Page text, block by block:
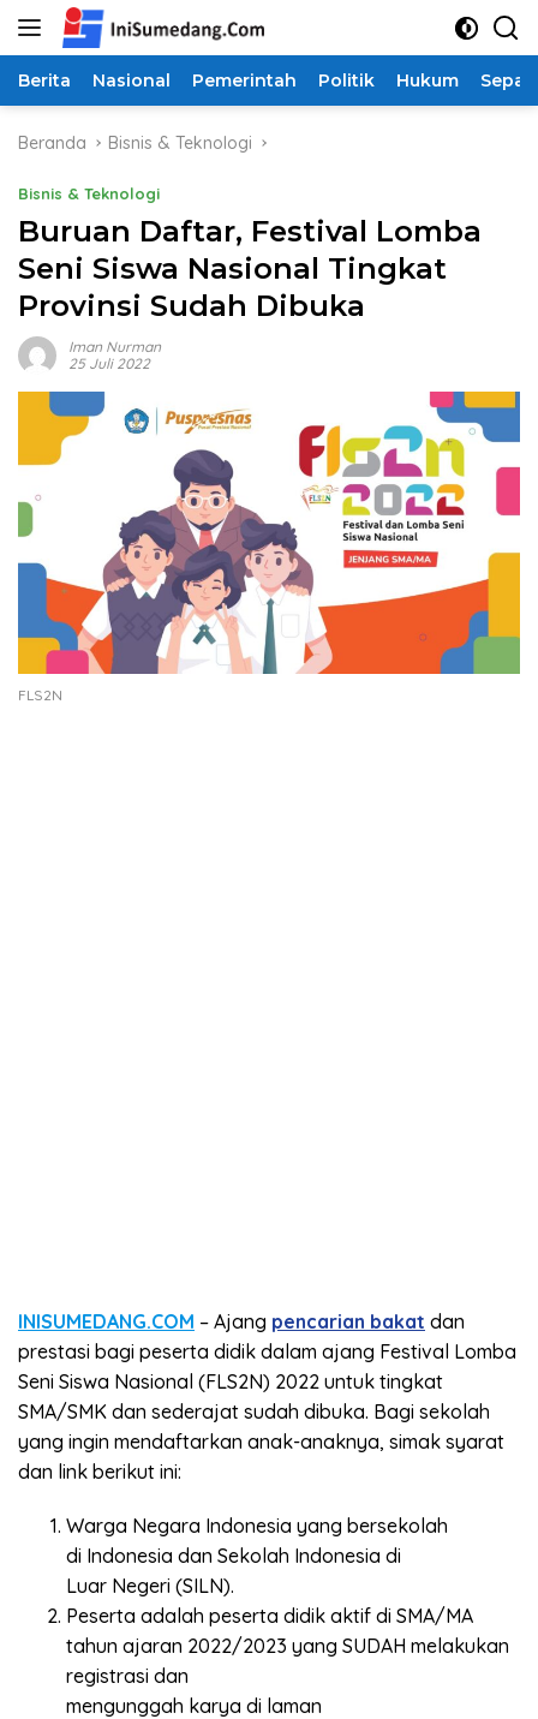
Langsung
Berita Nasional Pemerintah Politik Hukum
Beranda Bisnis & Teknologi
Bisnis & Teknologi
Buruan Daftar, Festival Lomba
Seni Siswa Nasional Tingkat
Provinsi Sudah Dibuka
Iman Nurman
25 Juli 2022
FLS2N
INISUMEDANG.COM – Ajang pencarian bakat dan
prestasi bagi peserta didik dalam ajang Festival Lomba
Seni Siswa Nasional (FLS2N) 2022 untuk tingkat
SMA/SMK dan sederajat sudah dibuka. Bagi sekolah
yang ingin mendaftarkan anak-anaknya, simak syarat
dan link berikut ini:
Warga Negara Indonesia yang bersekolah
di Indonesia dan Sekolah Indonesia di
Luar Negeri (SILN).
Peserta adalah peserta didik aktif di SMA/MA
tahun ajaran 2022/2023 yang SUDAH melakukan
registrasi dan
mengunggah karya di laman